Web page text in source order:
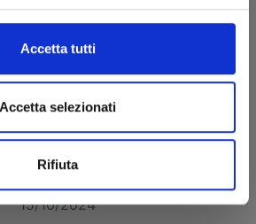
Accetta tutti
Accetta selezionati
Rifiuta
OF CUCKOOS n. 12
15/10/2024